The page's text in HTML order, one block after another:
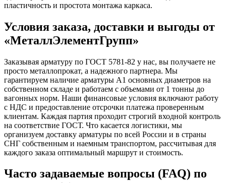
пластичность и простота монтажа каркаса.
Условия заказа, доставки и выгоды от
«МеталлЭлементГрупп»
Заказывая арматуру по ГОСТ 5781-82 у нас, вы получаете не
просто металлопрокат, а надежного партнера. Мы
гарантируем наличие арматуры А1 основных диаметров на
собственном складе и работаем с объемами от 1 тонны до
вагонных норм. Наши финансовые условия включают работу
с НДС и предоставление отсрочки платежа проверенным
клиентам. Каждая партия проходит строгий входной контроль
на соответствие ГОСТ. Что касается логистики, мы
организуем доставку арматуры по всей России и в страны
СНГ собственным и наемным транспортом, рассчитывая для
каждого заказа оптимальный маршрут и стоимость.
Часто задаваемые вопросы (FAQ) по